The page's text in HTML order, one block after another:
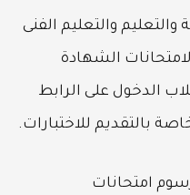
والتعليم والتعليم الفنى
الشهادة
للطلاب الدخول على الرابط
بالتقديم للاختبارات.
158 جنيها رسوم امتحانات